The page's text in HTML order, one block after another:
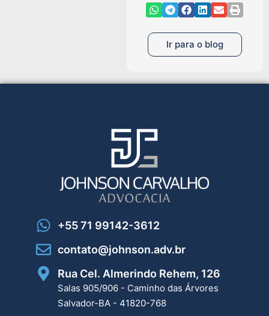
Ir para o blog
+55 71 99142-3612
contato@johnson.adv.br
Rua Cel. Almerindo Rehem, 126
Salas 905/906 - Caminho das Árvores
Salvador-BA - 41820-768